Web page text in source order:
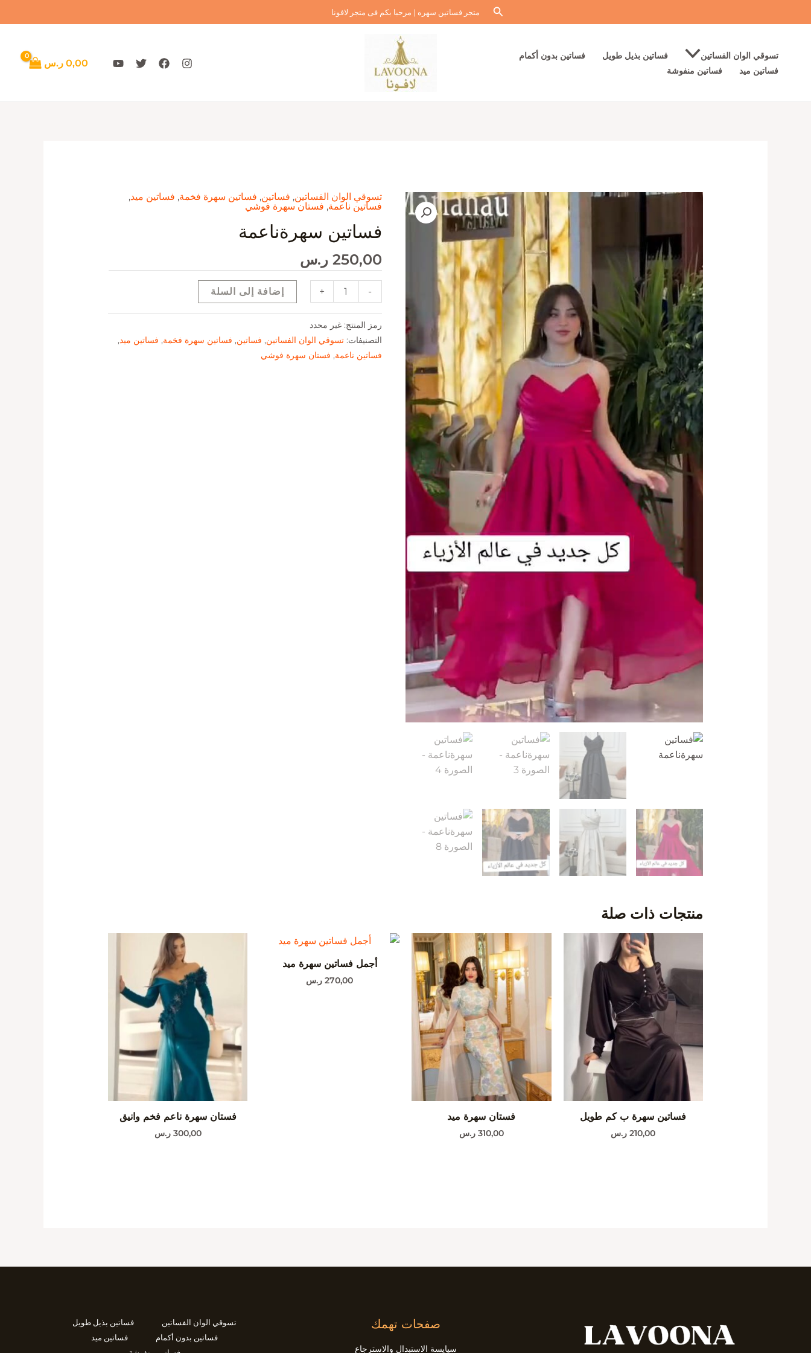
إلى
البحثمتجر فساتين سهره | مرحبا بكم فى متجر لافونا
تسوقي الوان الفساتين فساتين بذيل طويل
فساتين بدون أكمام
فساتين ميد
فساتين منفوشة
0,00 ر.س
تسوقي الوان الفساتين, فساتين, فساتين سهرة فخمة, فساتين ميد,
فساتين ناعمة, فستان سهرة فوشي
فساتين سهرةناعمة
250,00 ر.س
-
كمية
+ إضافة إلى السلة
رمز المنتج:غير محدد
التصنيفات:تسوقي الوان الفساتين, فساتين, فساتين سهرة فخمة, فساتين ميد,
فساتين ناعمة, فستان سهرة فوشي
منتجات ذات صلة
فساتين سهرة ب كم طويل
210,00 ر.س
فستان سهرة ميد
310,00 ر.س
أجمل فساتين سهرة ميد
270,00 ر.س
فستان سهرة ناعم فخم وانيق
300,00 ر.س
صفحات تهمك
سيايسة الاستبدال والاسترجاع
تسوقي الوان الفساتين
فساتين بذيل طويل
فساتين بدون أكمام
فساتين ميد